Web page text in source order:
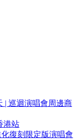
| 巡迴演唱會周邊商
港站
復刻限定版演唱會